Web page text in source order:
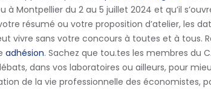
Montpellier du 2 au 5 juillet 2024 et qu’il
résumé ou votre proposition d’atelier, les
vivre sans votre concours à toutes et à tous.
adhésion. Sachez que tou.tes les membres du
dans vos laboratoires ou ailleurs, pour
de la vie professionnelle des économistes,